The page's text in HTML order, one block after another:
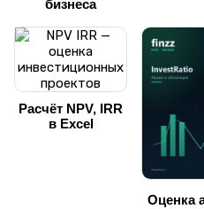
бизнеса
Расчёт NPV, IRR
в Excel
Оценка